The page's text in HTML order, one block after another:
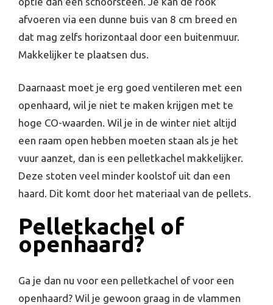
afvoeren via een dunne buis van 8 cm breed en
dat mag zelfs horizontaal door een buitenmuur.
Makkelijker te plaatsen dus.
Daarnaast moet je erg goed ventileren met een
openhaard, wil je niet te maken krijgen met te
hoge CO-waarden. Wil je in de winter niet altijd
een raam open hebben moeten staan als je het
vuur aanzet, dan is een pelletkachel makkelijker.
Deze stoten veel minder koolstof uit dan een
haard. Dit komt door het materiaal van de pellets.
Pelletkachel of
openhaard?
Ga je dan nu voor een pelletkachel of voor een
openhaard? Wil je gewoon graag in de vlammen